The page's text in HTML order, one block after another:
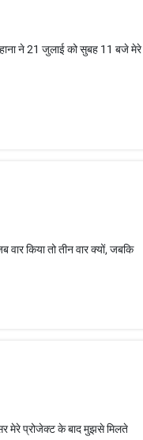
ने 21 जुलाई को सुबह 11 बजे मेरे
किया तो तीन वार क्यों, जबकि
सर मेरे प्रोजेक्ट के बाद मुझसे मिलते